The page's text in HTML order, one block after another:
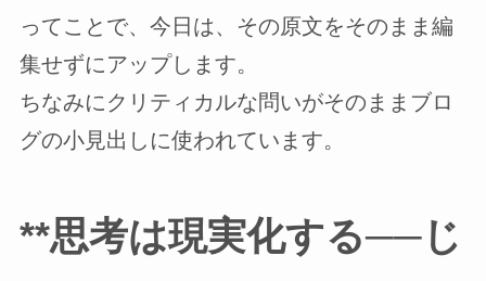
ってことで、今日は、その原文をそのまま編
集せずにアップします。
ちなみにクリティカルな問いがそのままブロ
グの小見出しに使われています。
**思考は現実化する──じ